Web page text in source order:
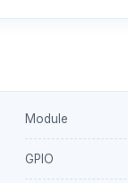
Module
GPIO